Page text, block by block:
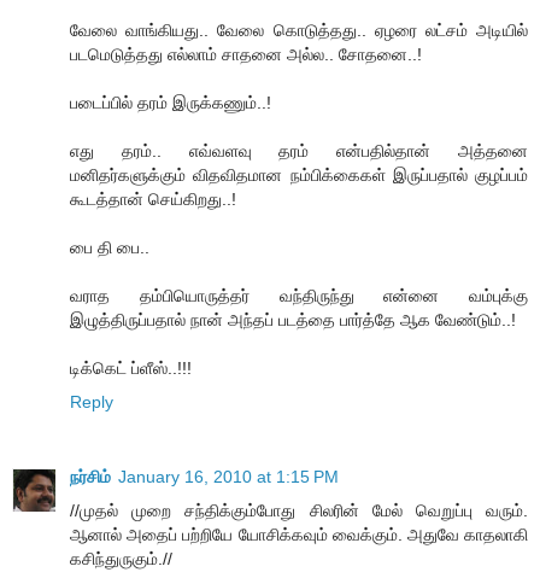
வேலை வாங்கியது.. வேலை கொடுத்தது.. ஏழரை லட்சம் அடியில்
படமெடுத்தது எல்லாம் சாதனை அல்ல.. சோதனை..!
படைப்பில் தரம் இருக்கணும்..!
எது தரம்.. எவ்வளவு தரம் என்பதில்தான் அத்தனை
மனிதர்களுக்கும் விதவிதமான நம்பிக்கைகள் இருப்பதால் குழப்பம்
கூடத்தான் செய்கிறது..!
பை தி பை..
வராத தம்பியொருத்தர் வந்திருந்து என்னை வம்புக்கு
இழுத்திருப்பதால் நான் அந்தப் படத்தை பார்த்தே ஆக வேண்டும்..!
டிக்கெட் ப்ளீஸ்..!!!
Reply
நர்சிம் January 16, 2010 at 1:15 PM
//முதல் முறை சந்திக்கும்போது சிலரின் மேல் வெறுப்பு வரும்.
ஆனால் அதைப் பற்றியே யோசிக்கவும் வைக்கும். அதுவே காதலாகி
கசிந்துருகும்.//